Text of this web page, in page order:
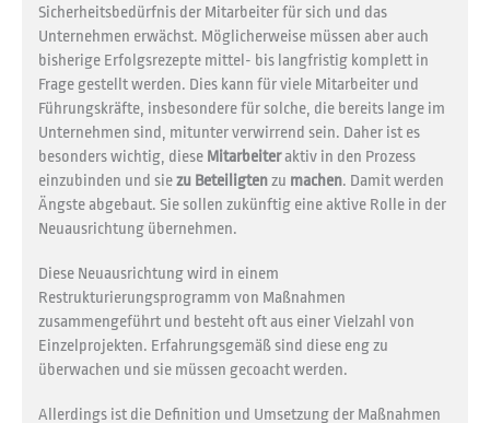
Sicherheitsbedürfnis der Mitarbeiter für sich und das
Unternehmen erwächst. Möglicherweise müssen aber auch
bisherige Erfolgsrezepte mittel- bis langfristig komplett in
Frage gestellt werden. Dies kann für viele Mitarbeiter und
Führungskräfte, insbesondere für solche, die bereits lange im
Unternehmen sind, mitunter verwirrend sein. Daher ist es
besonders wichtig, diese Mitarbeiteraktiv in den Prozess
einzubinden und siezu Beteiligtenzu machen. Damit werden
Ängste abgebaut. Sie sollen zukünftig eine aktive Rolle in der
Neuausrichtung übernehmen.
Diese Neuausrichtung wird in einem
Restrukturierungsprogramm von Maßnahmen
zusammengeführt und besteht oft aus einer Vielzahl von
Einzelprojekten. Erfahrungsgemäß sind diese eng zu
überwachen und sie müssen gecoacht werden.
Allerdings ist die Definition und Umsetzung der Maßnahmen